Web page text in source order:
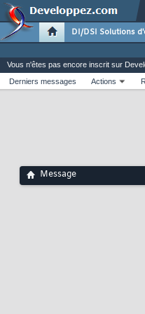
DI/DSI Solutions
Vous n'êtes pas encore inscrit sur
Derniers messages
Actions
Message